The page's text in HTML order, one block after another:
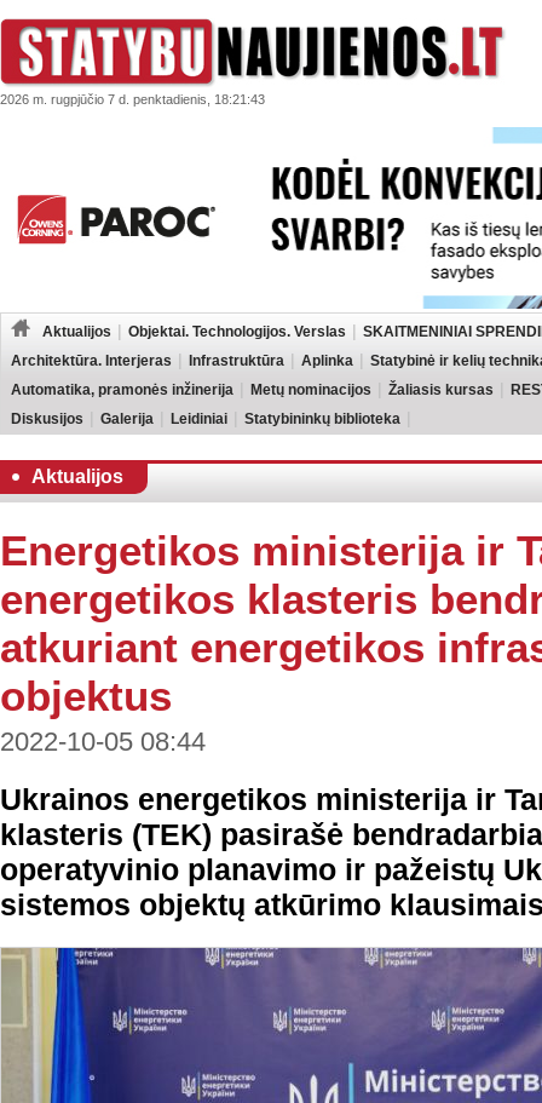
2026 m. rugpjūčio 7 d. penktadienis, 18:21:43
Aktualijos Objektai. Technologijos. Verslas
SKAITMENINIAI
Architektūra. Interjeras
Infrastruktūra Aplinka
Statybinė ir kelių
Automatika, pramonės inžinerija
Metų nominacijos Žaliasis kursas
Diskusijos
Galerija Leidiniai Statybininkų biblioteka
Aktualijos
Energetikos ministerija ir
energetikos klasteris
atkuriant energetikos
objektus
2022-10-05 08:44
Ukrainos energetikos ministerija ir
klasteris (TEK) pasirašė
operatyvinio planavimo ir pažeistų
sistemos objektų atkūrimo